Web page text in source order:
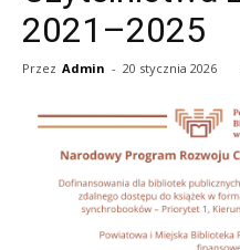
2021–2025
Przez Admin - 20 stycznia 2026